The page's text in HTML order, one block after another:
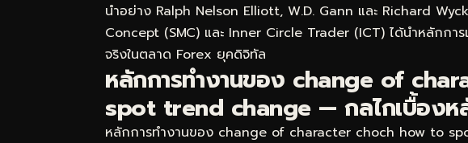
นำอย่าง Ralph Nelson Elliott, W.D. Gann และ Richard
Concept (SMC) และ Inner Circle Trader (ICT) ได้นำหลักการ
จริงในตลาด Forex ยุคดิจิทัล
หลักการทำงานของ change of
spot trend change — กลไกเบื้องห
หลักการทำงานของ change of character choch how to